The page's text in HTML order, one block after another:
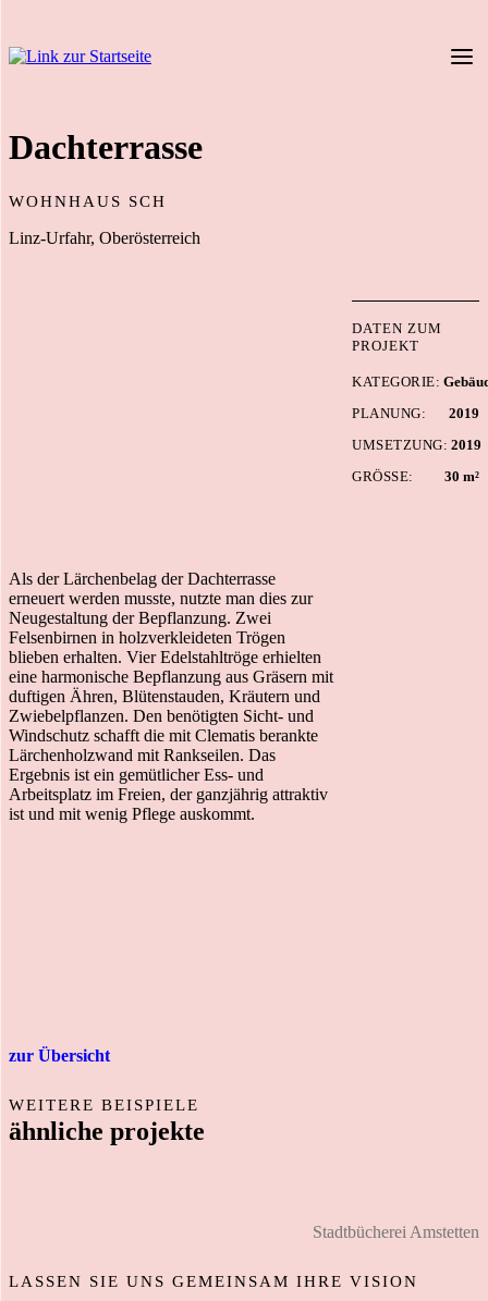
Dachterrasse
WOHNHAUS SCH
Linz-Urfahr, Oberösterreich
DATEN ZUM
PROJEKT
KATEGORIE:
PLANUNG:
2019
UMSETZUNG: 2019
GRÖSSE:
30 m²
Als der Lärchenbelag der Dachterrasse
erneuert werden musste, nutzte man dies zur
Neugestaltung der Bepflanzung. Zwei
Felsenbirnen in holzverkleideten Trögen
blieben erhalten. Vier Edelstahltröge erhielten
eine harmonische Bepflanzung aus Gräsern mit
duftigen Ähren, Blütenstauden, Kräutern und
Zwiebelpflanzen. Den benötigten Sicht- und
Windschutz schafft die mit Clematis berankte
Lärchenholzwand mit Rankseilen. Das
Ergebnis ist ein gemütlicher Ess- und
Arbeitsplatz im Freien, der ganzjährig attraktiv
ist und mit wenig Pflege auskommt.
zur Übersicht
WEITERE BEISPIELE
ähnliche projekte
Stadtbücherei Amstetten
LASSEN SIE UNS GEMEINSAM IHRE VISION